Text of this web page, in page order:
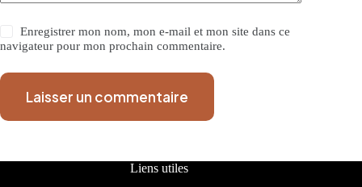
Enregistrer mon nom, mon e-mail et mon site dans ce
navigateur pour mon prochain commentaire.
Laisser un commentaire
Liens utiles